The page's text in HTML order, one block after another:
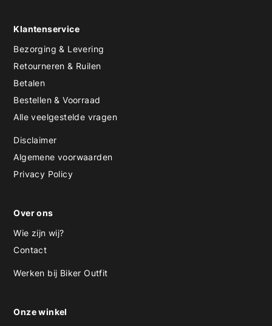
Klantenservice
Bezorging & Levering
Retourneren & Ruilen
Betalen
Bestellen & Voorraad
Alle veelgestelde vragen
Disclaimer
Algemene voorwaarden
Privacy Policy
Over ons
Wie zijn wij?
Contact
Werken bij Biker Outfit
Onze winkel